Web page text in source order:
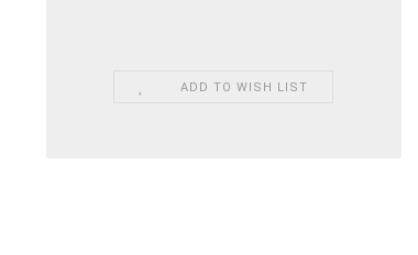
ADD TO WISH LIST